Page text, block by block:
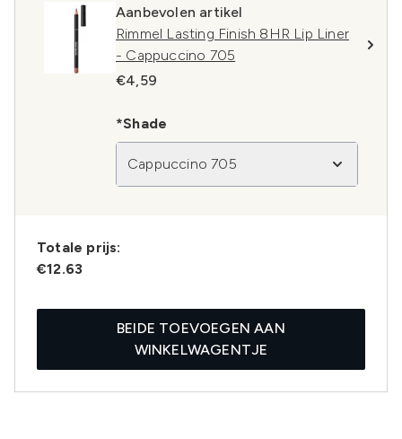
Aanbevolen artikel
Rimmel Lasting Finish 8HR Lip Liner
- Cappuccino 705
€4,59
*Shade
Cappuccino 705
Totale prijs:
€12.63
BEIDE TOEVOEGEN AAN
WINKELWAGENTJE